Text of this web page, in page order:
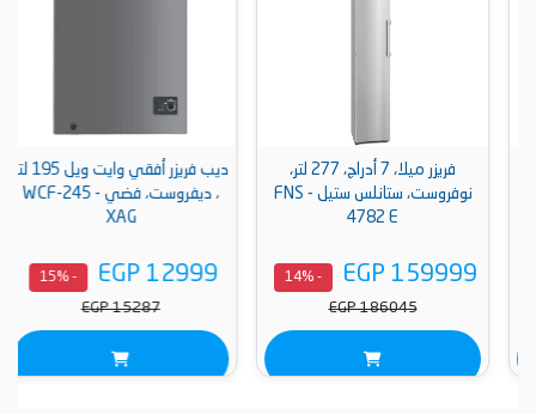
فريزر ميلا، 7 أدراج، 277 لتر،
نوفروست، ستانلس ستيل - FNS
4782 E
EGP 159999
EGP 186045
ديب فريزر أفقي وايت ويل 195 لتر
، ديفروست، فضي - WCF-245
XAG
EGP 12999
EGP 15287